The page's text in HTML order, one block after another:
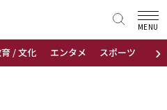
›
/ 文化 エンタメ スポーツ 地域
MENU